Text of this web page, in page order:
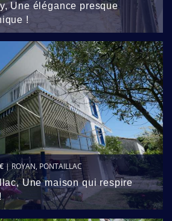
Une élégance presque
!
| ROYAN, PONTAILLAC
Une maison qui respire